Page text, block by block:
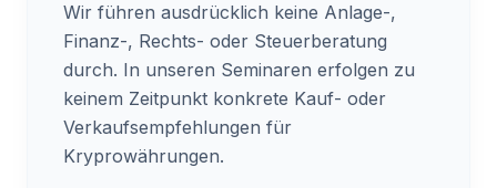
Wir führen ausdrücklich keine Anlage-,
Finanz-, Rechts- oder Steuerberatung
durch. In unseren Seminaren erfolgen zu
keinem Zeitpunkt konkrete Kauf- oder
Verkaufsempfehlungen für
Kryprowährungen.